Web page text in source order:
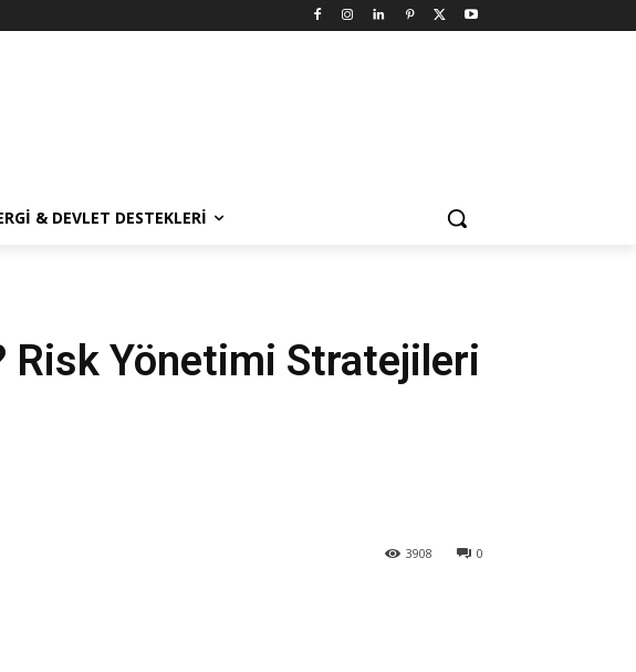
& DEVLET DESTEKLERI
Risk Yönetimi Stratejileri
0
3908